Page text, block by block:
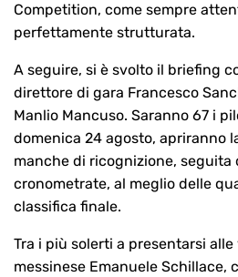
Competition, come sempre
perfettamente strutturata.
A seguire, si è svolto il briefing
direttore di gara Francesco
Manlio Mancuso. Saranno 67 i
domenica 24 agosto, apriranno
manche di ricognizione, seguita
cronometrate, al meglio delle
classifica finale.
Tra i più solerti a presentarsi
messinese Emanuele Schillace,